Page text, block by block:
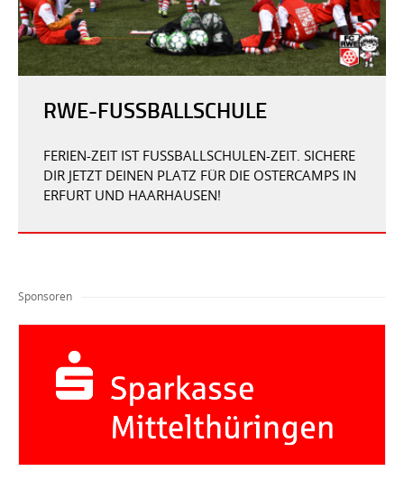
RWE-FUSSBALLSCHULE
FERIEN-ZEIT IST FUSSBALLSCHULEN-ZEIT. SICHERE D
IR JETZT DEINEN PLATZ FÜR DIE OSTERCAMPS IN E
RFURT UND HAARHAUSEN!
Sponsoren